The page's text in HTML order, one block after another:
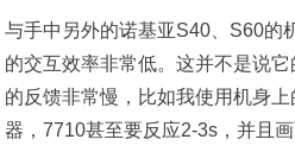
与手中另外的诺基亚S40、S60的
的交互效率非常低。这并不是说
的反馈非常慢，比如我使用机身
器，7710甚至要反应2-3s，并且